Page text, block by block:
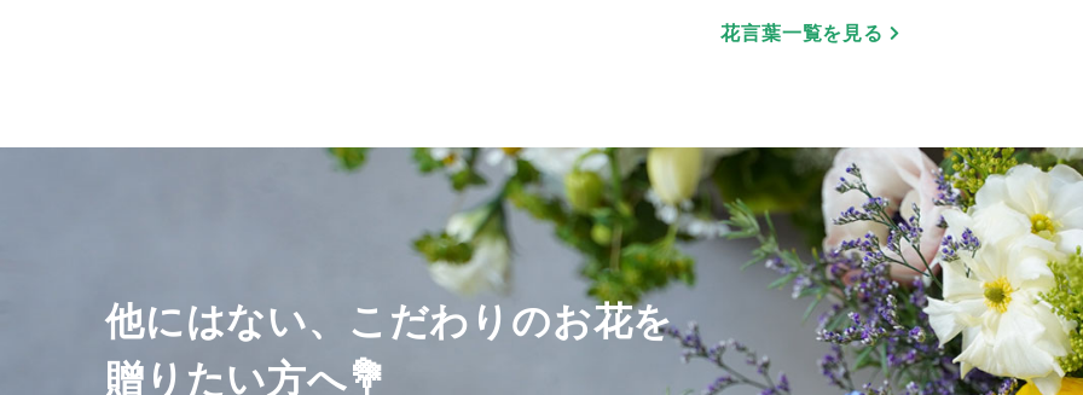
花言葉一覧を見る
他にはない、こだわりのお花を
贈りたい方へ💐